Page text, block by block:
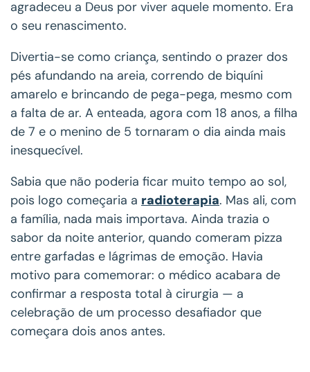
agradeceu a Deus por viver aquele momento. Era
o seu renascimento.
Divertia-se como criança, sentindo o prazer dos
pés afundando na areia, correndo de biquíni
amarelo e brincando de pega-pega, mesmo com
a falta de ar. A enteada, agora com 18 anos, a filha
de 7 e o menino de 5 tornaram o dia ainda mais
inesquecível.
Sabia que não poderia ficar muito tempo ao sol,
pois logo começaria a radioterapia. Mas ali, com
a família, nada mais importava. Ainda trazia o
sabor da noite anterior, quando comeram pizza
entre garfadas e lágrimas de emoção. Havia
motivo para comemorar: o médico acabara de
confirmar a resposta total à cirurgia — a
celebração de um processo desafiador que
começara dois anos antes.